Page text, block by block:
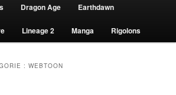
Dragon Age Earthdawn
Lineage 2 Manga Rigolons
:WEBTOON